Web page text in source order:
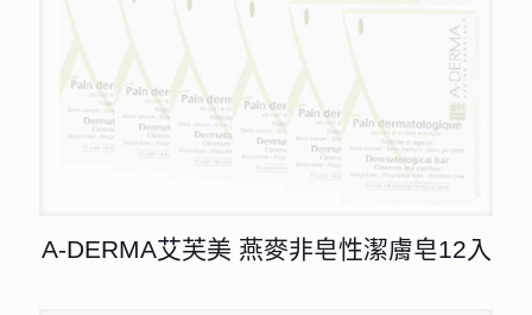
A-DERMA艾芙美 燕麥非皂性潔膚皂12入